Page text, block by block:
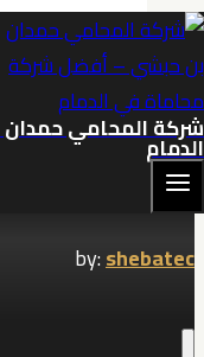
شركة المحامي
الدمام
في
الخبر
by:shebatec